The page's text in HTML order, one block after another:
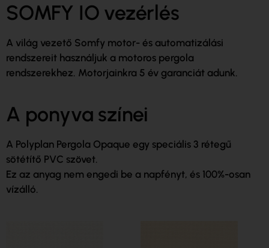
A ponyva színei
A Polyplan Pergola Opaque egy speciális 3 rétegű
sötétítő PVC szövet.
Ez az anyag nem engedi be a napfényt, és 100%-osan
vízálló.
SOMFY IO vezérlés
A világ vezető Somfy motor- és automatizálási
rendszereit használjuk a motoros pergola
rendszerekhez. Motorjainkra 5 év garanciát adunk.